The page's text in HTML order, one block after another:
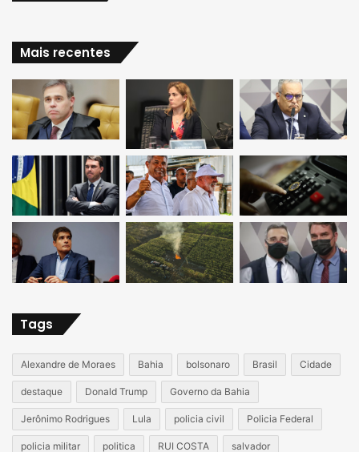
Mais recentes
Tags
Alexandre de Moraes Bahia bolsonaro Brasil Cidade
destaque Donald Trump Governo da Bahia
Jerônimo Rodrigues Lula policia civil Policia Federal
policia militar politica RUI COSTA salvador